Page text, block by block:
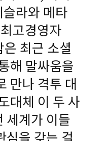
라와 메타
고경영자
최근 소셜
해 말싸움을
만나 격투 대
대체 이 두 사
세계가 이들
심을 갖는 걸